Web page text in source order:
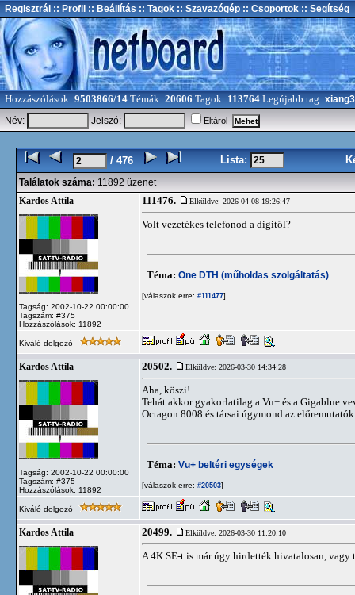
Regisztrál :: Profil :: Beállítás :: Tagok :: Szavazógép :: Csoportok :: Segítség
Hozzászólások: 9503866/14 Témák: 20606 Tagok: 113764 Legújabb tag:
Név:
Jelszó: Eltárol
/ 476 Lista:
Találatok száma: 11892 üzenet
Kardos Attila
Tagság: 2002-10-22 00:00:00
Tagszám: #375
Hozzászólások: 11892
111476. Elküldve: 2026-04-08 19:26:47
Volt vezetékes telefonod a digitől?
Téma: One DTH (műholdas szolgáltatás)
[válaszok erre: #111477]
Kiváló dolgozó
Kardos Attila
Tagság: 2002-10-22 00:00:00
Tagszám: #375
Hozzászólások: 11892
20502. Elküldve: 2026-03-30 14:34:28
Aha, köszi!
Tehát akkor gyakorlatilag a Vu+ és a Gigablue
Octagon 8008 és társai úgymond az
Téma: Vu+ beltéri egységek
[válaszok erre: #20503]
Kiváló dolgozó
Kardos Attila 20499. Elküldve: 2026-03-30 11:20:10
A 4K SE-t is már úgy hirdették hivatalosan, vagy